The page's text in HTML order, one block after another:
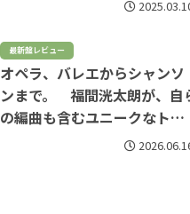
最新盤レビュー
オペラ、バレエからシャンソ
ンまで。 福間洸太朗が、自
の編曲も含むユニークなトラ
ンスクリプション・アルバム